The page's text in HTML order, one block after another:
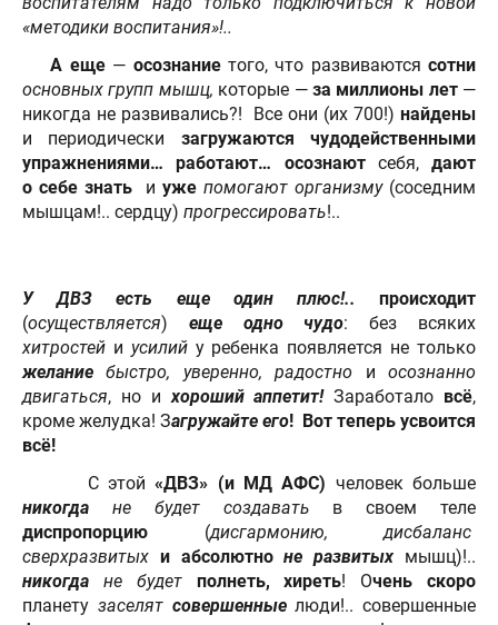
«методики воспитания»!..
А еще— осознаниетого, что развиваютсясотни
основных групп мышц, которые —за миллионы лет—
никогда не развивались?! Все они (их 700!) найдены
и периодически загружаются чудодейственными
упражнениями…
работают… осознаютсебя, дают
о себе знать
и уже помогают организму(соседним
мышцам!.. сердцу) прогрессировать!..
У ДВЗ есть еще один плюс!..
происходит
(осуществляется) еще одно чудо: без всяких
хитростей и усилийу ребенка появляется не только
желание
быстро, уверенно, радостно иосознанно
двигаться, но ихороший аппетит!Заработало всё,
кроме желудка! Загружайте его! Вот теперь усвоится
всё!
С этой«ДВЗ» (и МД АФС) человек больше
никогда не будет создавать в своем теле
диспропорцию (дисгармонию, дисбаланс
сверхразвитых и абсолютно не развитых мышц)!..
никогда не будет полнеть, хиреть! Очень
скоро
планету заселят совершенныелюди!.. совершенные